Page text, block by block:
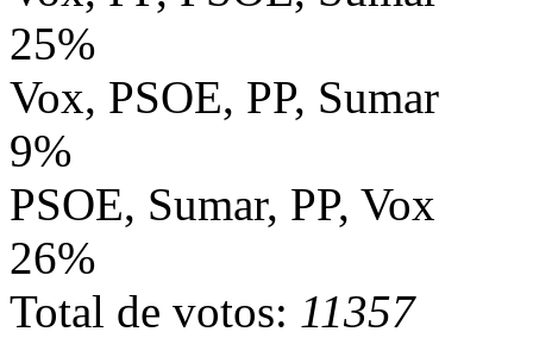
25%
Vox, PSOE, PP, Sumar
9%
PSOE, Sumar, PP, Vox
26%
Total de votos: 11357